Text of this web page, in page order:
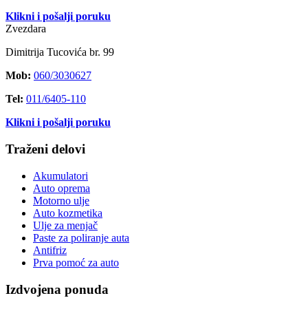
Klikni i pošalji poruku
Zvezdara
Dimitrija Tucovića br. 99
Mob: 060/3030627
Tel: 011/6405-110
Klikni i pošalji poruku
Traženi delovi
Akumulatori
Auto oprema
Motorno ulje
Auto kozmetika
Ulje za menjač
Paste za poliranje auta
Antifriz
Prva pomoć za auto
Izdvojena ponuda